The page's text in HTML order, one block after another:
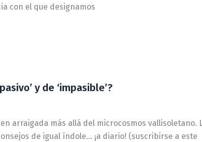
con el que designamos
y de ‘impasible’?
arraigada más allá del microcosmos vallisoletano.
de igual índole… ¡a diario! (suscribirse a este